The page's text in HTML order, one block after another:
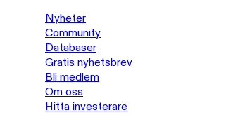
Nyheter
Community
Databaser
Gratis nyhetsbrev
Bli medlem
Om oss
Hitta investerare